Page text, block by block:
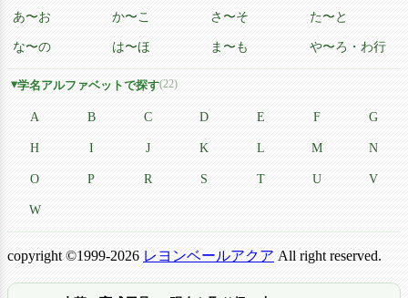
あ〜お か〜こ さ〜そ た〜と
な〜の は〜ほ ま〜も や〜ろ・わ行
学名アルファベットで探す(22)
A B C D E F G
H I J K L M N
O P R S T U V
W
copyright ©1999-2026 レヨンベールアクア All right reserved.